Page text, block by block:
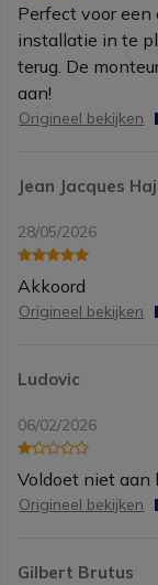
Perfect voor een
installatie in te
terug. De
aan!
Origineel bekijken
Jean Jacques
28/05/2026
Akkoord
Origineel bekijken
Ludovic
06/02/2026
Voldoet niet aan
Origineel bekijken
Gilbert Brutus